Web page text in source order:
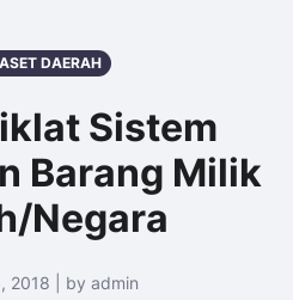
DAERAH
Sistem
Barang Milik
Negara
2018 | by admin